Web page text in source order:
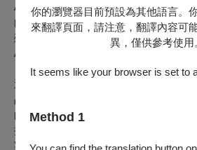
你的瀏覽器目前預設為其他語言。
來翻譯頁面，請注意，翻譯內容可
異，僅供參考使用
It seems like your browser is set to
Method 1
Augustinas 在世界各地持續客席指揮演
的合唱音樂作曲家和編曲家，他的作品
殊榮，並由美國Alliance Music
Associates出版。
這次音樂會上，Vaclovas Augustinas 將
品，透過福爾摩沙合唱團專業的演唱，
的音樂傳遞出去。希望通過演唱不同國
擴展台灣觀眾的視野，這絕對是一場讓
宴。